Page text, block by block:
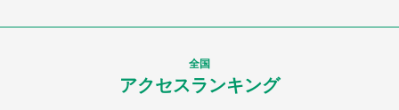
全国
アクセスランキング